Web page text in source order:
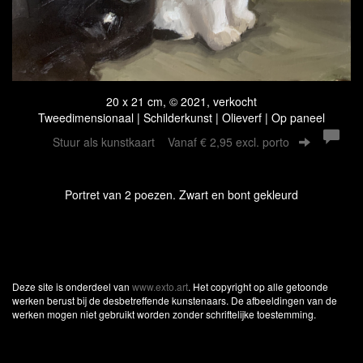
20 x 21 cm, © 2021, verkocht
Tweedimensionaal | Schilderkunst | Olieverf | Op paneel
Stuur als kunstkaart Vanaf € 2,95 excl. porto
Portret van 2 poezen. Zwart en bont gekleurd
Deze site is onderdeel van www.exto.art. Het copyright op alle getoonde
werken berust bij de desbetreffende kunstenaars. De afbeeldingen van de
werken mogen niet gebruikt worden zonder schriftelijke toestemming.